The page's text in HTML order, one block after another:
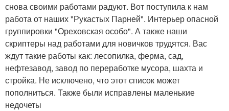
снова своими работами радуют. Вот поступила к нам
работа от наших "Рукастых Парней". Интерьер опасной
группировки "Ореховская особо". А также наши
скриптеры над работами для новичков трудятся. Вас
ждут такие работы как: лесопилка, ферма, сад,
нефтезавод, завод по переработке мусора, шахта и
стройка. Не исключено, что этот список может
пополниться. Также были исправлены маленькие
недочеты